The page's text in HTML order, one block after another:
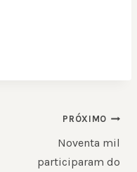
PRÓXIMO
Noventa mil
participaram do